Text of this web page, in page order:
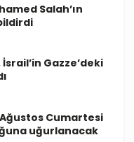
Salah’ın
Gazze’deki
Cumartesi
uğurlanacak